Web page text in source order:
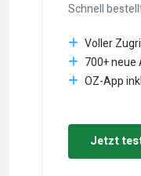
Schnell
Voller
700+ neue
OZ-App
Jetzt